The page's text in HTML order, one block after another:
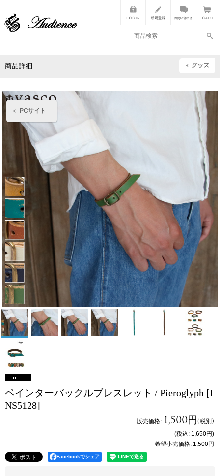
PCサイト
商品詳細 グッズ
ペインターバックルブレスレット / Pieroglyph [I
NS5128]
販売価格: 1,500円(税別)
(税込: 1,650円)
希望小売価格: 1,500円
Facebookでシェア